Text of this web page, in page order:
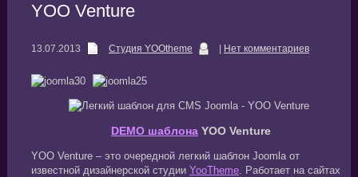
YOO Venture
13.07.2013 Студия YOOtheme Нет комментариев
DEMO шаблонаYOO Venture
YOO Venture – это очередной легкий шаблон Joomla от
известной дизайнерской студии YooTheme. Работает на сайтах